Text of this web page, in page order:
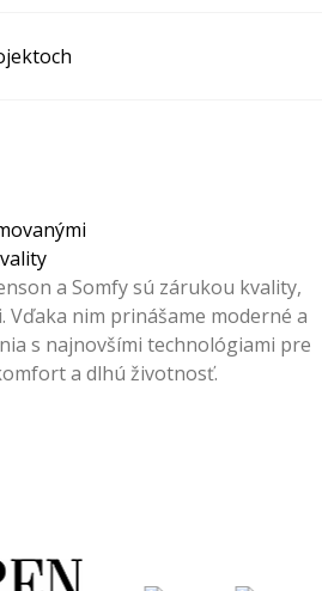
a Somfy sú zárukou kvality,
Vďaka nim prinášame moderné a
s najnovšími technológiami pre
a dlhú životnosť.